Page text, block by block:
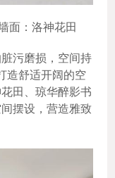
面：洛神花田
污磨损，空间持
造舒适开阔的空
田、琼华醉影书
摆设，营造雅致